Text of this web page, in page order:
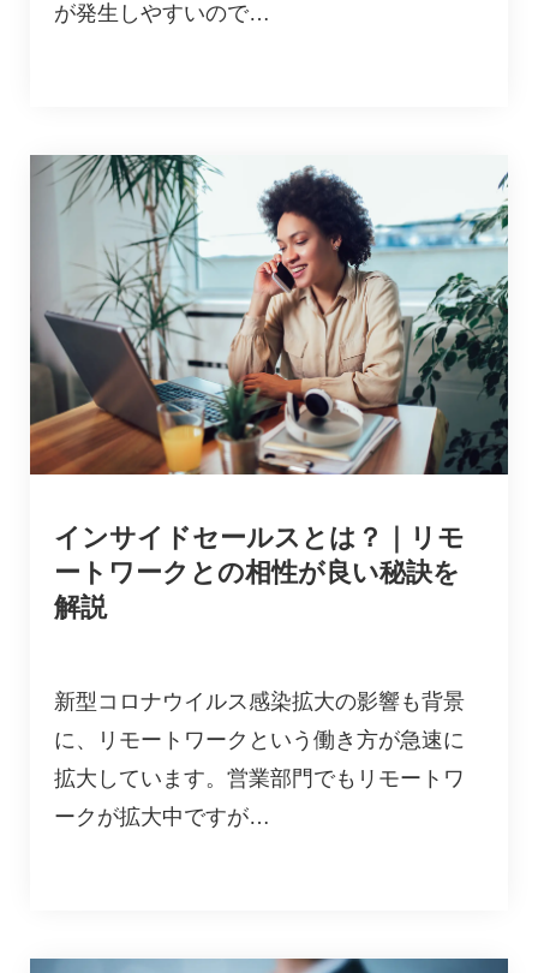
が発生しやすいので…
インサイドセールスとは？｜リモ
ートワークとの相性が良い秘訣を
解説
新型コロナウイルス感染拡大の影響も背景
に、リモートワークという働き方が急速に
拡大しています。営業部門でもリモートワ
ークが拡大中ですが…